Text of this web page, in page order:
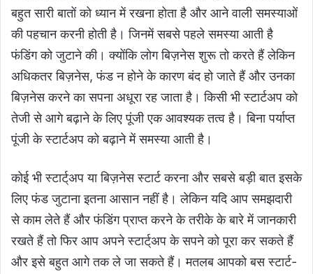
बहुत सारी बातों को ध्यान में रखना होता है और आने वाली समस्याओं
की पहचान करनी होती है। जिनमें सबसे पहले समस्या आती है
फंडिंग को जुटाने की। क्योंकि लोग बिज़नेस शुरू तो करते हैं लेकिन
अधिकतर बिज़नेस, फंड न होने के कारण बंद हो जाते हैं और उनका
बिज़नेस करने का सपना अधूरा रह जाता है। किसी भी स्टार्टअप को
तेजी से आगे बढ़ाने के लिए पूंजी एक आवश्यक तत्व है। बिना पर्याप्त
पूंजी के स्टार्टअप को बढ़ाने में समस्या आती है।
कोई भी स्टार्ट्अप या बिज़नेस स्टार्ट करना और सबसे बड़ी बात इसके
लिए फंड जुटाना इतना आसान नहीं है। लेकिन यदि आप समझदारी
से काम लेते हैं और फंडिंग प्राप्त करने के तरीके के बारे में जानकारी
रखते हैं तो फिर आप अपने स्टार्ट्अप के सपने को पूरा कर सकते हैं
और इसे बहुत आगे तक ले जा सकते हैं। मतलब आपको बस स्टार्ट-